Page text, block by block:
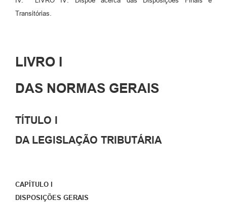
Transitórias.
LIVRO I
DAS NORMAS GERAIS
TÍTULO I
DA LEGISLAÇÃO TRIBUTÁRIA
CAPÍTULO I
DISPOSIÇÕES GERAIS